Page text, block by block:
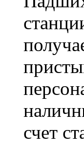
счет